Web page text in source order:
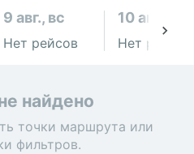
9 авг., вс
Нет рейсов
10 авг., пн
Нет рейсов
найдено
точки маршрута или
фильтров.